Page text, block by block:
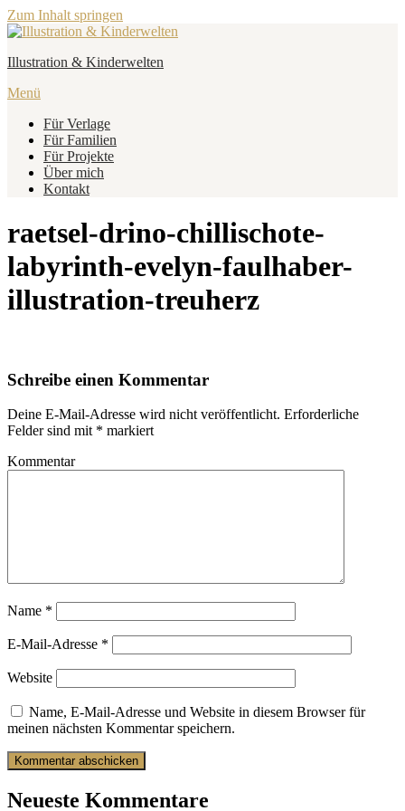
Zum Inhalt springen
Illustration & Kinderwelten
Menü
Für Verlage
Für Familien
Für Projekte
Über mich
Kontakt
raetsel-drino-chillischote-
labyrinth-evelyn-faulhaber-
illustration-treuherz
Schreibe einen Kommentar
Deine E-Mail-Adresse wird nicht veröffentlicht. Erforderliche
Felder sind mit * markiert
Kommentar
Name *
E-Mail-Adresse *
Website
Name, E-Mail-Adresse und Website in diesem Browser für
meinen nächsten Kommentar speichern.
Neueste Kommentare